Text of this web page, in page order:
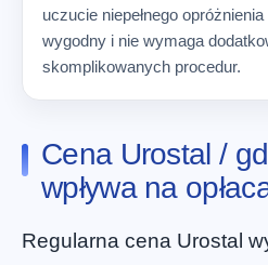
uczucie niepełnego
wygodny i nie wymaga
skomplikowanych procedur.
Cena Urostal /
wpływa na
Regularna cena Urostal